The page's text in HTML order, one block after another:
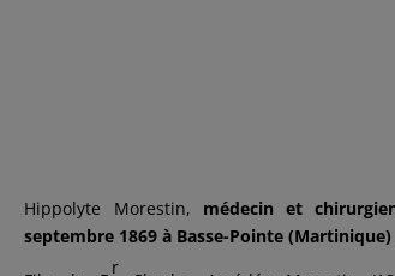
Hippolyte Morestin, médecin et
septembre 1869 à Basse-Pointe (Martinique)
r